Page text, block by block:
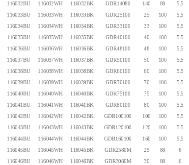
116032BU 116032WH 116032BK GDR14080 140 80 5.5
116033BU 116033WH 116033BK GDR25100 25 100 5.5
116034BU 116034WH 116034BK GDR33100 33 100 5.5
116035BU 116035WH 116035BK GDR40100 40 100 5.5
116036BU 116036WH 116036BK GDR48100 48 100 5.5
116037BU 116037WH 116037BK GDR50100 50 100 5.5
116038BU 116038WH 116038BK GDR60100 60 100 5.5
116039BU 116039WH 116039BK GDR70100 70 100 5.5
116040BU 116040WH 116040BK GDR75100 75 100 5.5
116041BU 116041WH 116041BK GDR80100 80 100 5.5
116042BU 116042WH 116042BK GDR100100 100 100 5.5
116043BU 116043WH 116043BK GDR120100 120 100 5.5
116044BU 116044WH 116044BK GDR160100 160 100 5.5
116045BU 116045WH 116045BK GDR2580M 25 80 6
116046BU 116046WH 116046BK GDR3080M 30 80 6